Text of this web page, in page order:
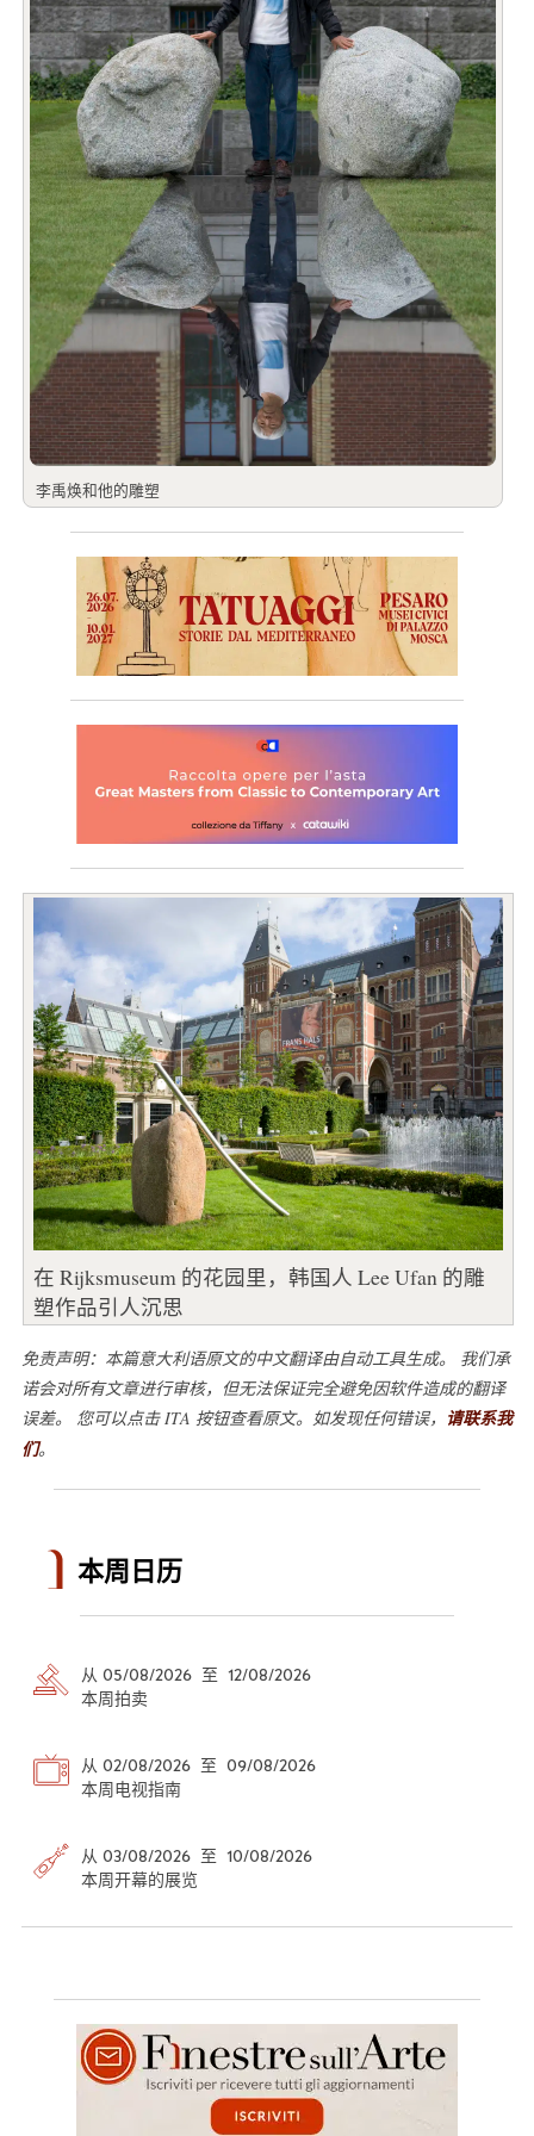
李禹焕和他的雕塑
在 Rijksmuseum 的花园里，韩国人 Lee Ufan 的雕
塑作品引人沉思
免责声明：本篇意大利语原文的中文翻译由自动工具生成。 我们承
诺会对所有文章进行审核，但无法保证完全避免因软件造成的翻译
误差。 您可以点击 ITA 按钮查看原文。如发现任何错误， 请联系我
们。
本周日历
从 05/08/2026 至 12/08/2026
本周拍卖
从 02/08/2026 至 09/08/2026
本周电视指南
从 03/08/2026 至 10/08/2026
本周开幕的展览